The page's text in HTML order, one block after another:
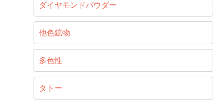
ダイヤモンドパウダー
他色鉱物
多色性
タトー